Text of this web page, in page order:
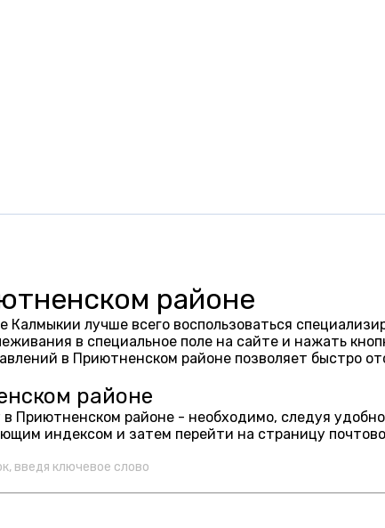
районе
лучше всего воспользоваться
в специальное поле на сайте и нажать
в Приютненском районе позволяет быстро
районе
Приютненском районе - необходимо, следуя
индексом и затем перейти на страницу
введя ключевое слово